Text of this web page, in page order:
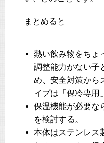
まとめると
熱い飲み物をちょ
調整能力がない子
め、安全対策から
イプは「保冷専用
保温機能が必要な
を検討する。
本体はステンレス